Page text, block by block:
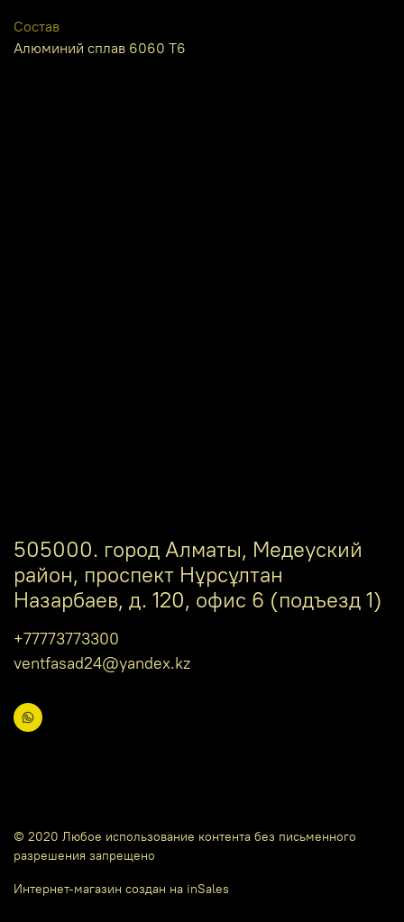
Состав
Алюминий сплав 6060 Т6
505000. город Алматы, Медеуский
район, проспект Нұрсұлтан
Назарбаев, д. 120, офис 6 (подъезд 1)
+77773773300
ventfasad24@yandex.kz
© 2020 Любое использование контента без письменного
разрешения запрещено
Интернет-магазин создан на inSales